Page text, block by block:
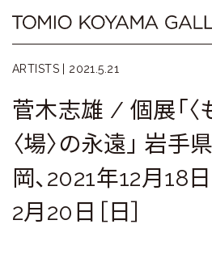
content
Tomio
Koyama
Gallery
小
山
登
ARTISTS | 2021.5.21
菅木志雄 / 個展「〈
〈場〉の永遠」 岩手
岡、2021年12月18
2月20日［日］